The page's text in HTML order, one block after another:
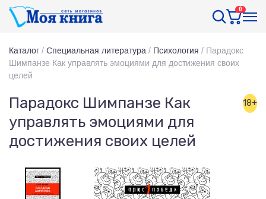
0
Каталог / Специальная литература / Психология / Парадокс
Шимпанзе Как управлять эмоциями для достижения своих
целей
Парадокс Шимпанзе Как
управлять эмоциями для
достижения своих целей
18+